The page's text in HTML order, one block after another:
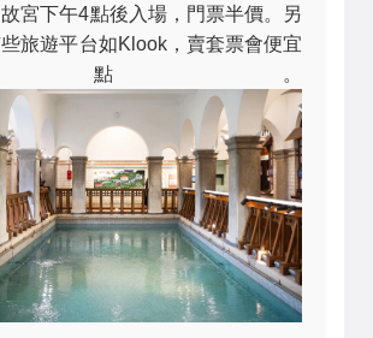
宮下午4點後入場，門票半價。另
旅遊平台如Klook，賣套票會便宜
點。